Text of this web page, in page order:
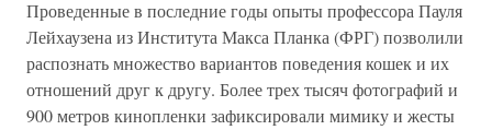
Проведенные в последние годы опыты профессора Пауля
Лейхаузена из Института Макса Планка (ФРГ) позволили
распознать множество вариантов поведения кошек и их
отношений друг к другу. Более трех тысяч фотографий и
900 метров кинопленки зафиксировали мимику и жесты